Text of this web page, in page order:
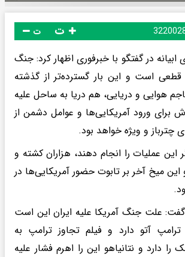
ت
در گفتگو با خبرفوری اظهار کرد: جنگ
قطعی است و این بار گسترده‌تر از گذشته
هوایی و دریایی، هم دریا به ساحل علیه
برای ورود آمریکایی‌ها و عوامل دشمن از
چترباز و ویژه خواهد بود.
عملیات را انجام دهند، هزاران کشته و
این میخ آخر بر تابوت حضور آمریکایی‌ها در
گفت: علت جنگ آمریکا علیه ایران این است
ترامپ آتو دارد و فیلم تجاوز ترامپ به
دارد و نتانیاهو این را اهرم فشار علیه